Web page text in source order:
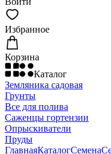
Избранное
Корзина
Каталог
Земляника садовая
Грунты
Все для полива
Саженцы гортензии
Опрыскиватели
Пруды
ГлавнаяКаталогСемена